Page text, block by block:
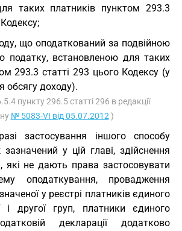
таких платників пунктом 293.3
що оподаткований за подвійною
податку, встановленою для таких
293.3 статті 293 цього Кодексу (у
обсягу доходу).
пункту 296.5 статті 296 в редакції
№ 5083-VI від 05.07.2012 )
застосування іншого способу
зазначений у цій главі, здійснення
які не дають права застосовувати
оподаткування, провадження
у реєстрі платників єдиного
і другої груп, платники єдиного
декларації додатково